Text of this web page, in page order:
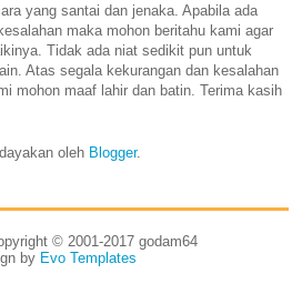
yang santai dan jenaka. Apabila ada
maka mohon beritahu kami agar
Tidak ada niat sedikit pun untuk
Atas segala kekurangan dan kesalahan
mohon maaf lahir dan batin. Terima kasih
oleh Blogger.
© 2001-2017 godam64
by Evo Templates